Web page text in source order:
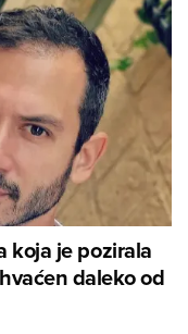
koja je pozirala
daleko od